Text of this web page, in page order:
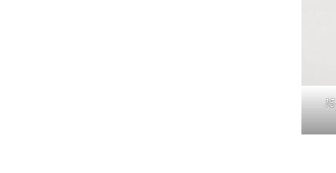
ארון קבורה עם סימני גלגל המזלות ומוטיבים אחרים, המאה ה-15